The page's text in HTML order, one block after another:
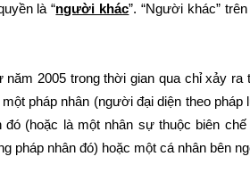
là “người khác”. “Người khác”
2005 trong thời gian qua chỉ xảy
pháp nhân (người đại diện theo pháp
(hoặc là một nhân sự thuộc biên chế
pháp nhân đó) hoặc một cá nhân bên